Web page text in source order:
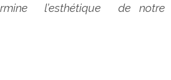
l’esthétique de notre